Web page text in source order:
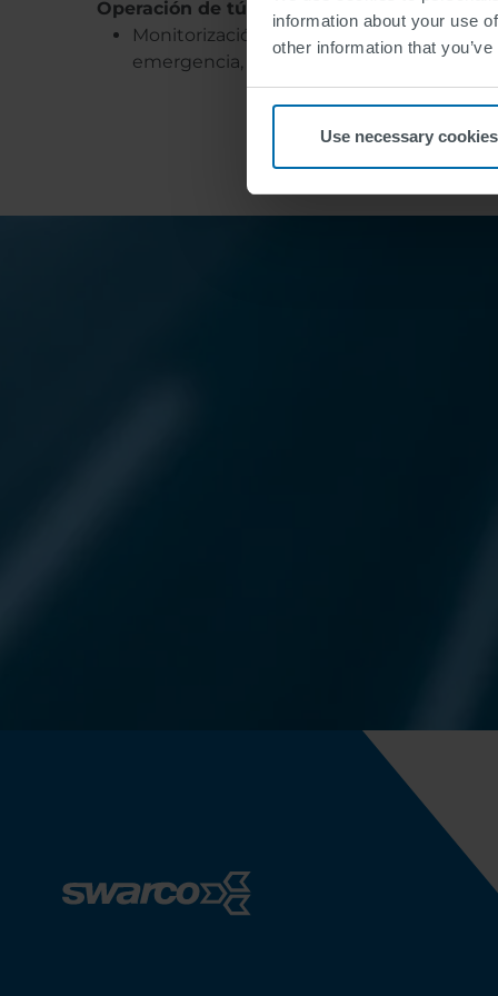
information about your use
other information that
Use necessary
Operación de túnel:
Monitorización y organización de túneles
emergencia, resolución de problemas y